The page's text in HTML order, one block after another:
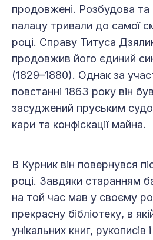
продовжені. Розбудова та
палацу тривали до самої
році. Справу Титуса
продовжив його єдиний
(1829–1880). Однак за
повстанні 1863 року він
засуджений пруським
кари та конфіскації майна.
В Курник він повернувся
році. Завдяки старанням
на той час мав у своєму
прекрасну бібліотеку, в
унікальних книг, рукописів